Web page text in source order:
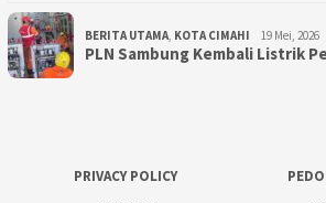
BERITA UTAMA KOTA CIMAHI 19 Mei, 2026
PLN Sambung Kembali Listrik
PRIVACY POLICY